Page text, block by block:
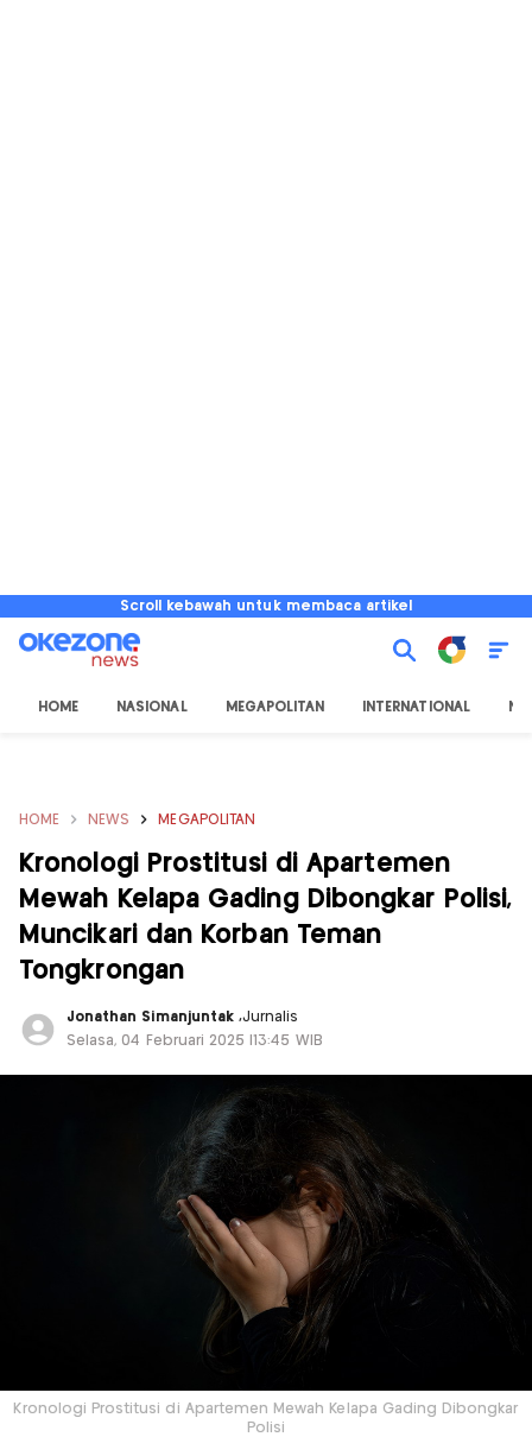
Scroll kebawah untuk membaca artikel
HOME NASIONAL MEGAPOLITAN INTERNATIONAL
HOME NEWS MEGAPOLITAN
Kronologi Prostitusi di Apartemen
Mewah Kelapa Gading Dibongkar Polisi,
Muncikari dan Korban Teman
Tongkrongan
Jonathan Simanjuntak,Jurnalis
Selasa, 04 Februari 2025 |13:45 WIB
Kronologi Prostitusi di Apartemen Mewah Kelapa Gading Dibongkar
Polisi